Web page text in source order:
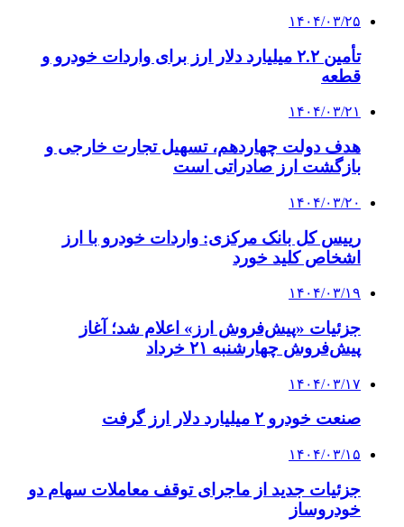
۱۴۰۴/۰۳/۲۵
تأمین ۲.۲ میلیارد دلار ارز برای واردات خودرو و
قطعه
۱۴۰۴/۰۳/۲۱
هدف دولت چهاردهم، تسهیل تجارت خارجی و
بازگشت ارز صادراتی است
۱۴۰۴/۰۳/۲۰
رییس کل بانک مرکزی: واردات خودرو با ارز
اشخاص کلید خورد
۱۴۰۴/۰۳/۱۹
جزئیات «پیش‌فروش ارز» اعلام شد؛ آغاز
پیش‌فروش چهارشنبه ۲۱ خرداد
۱۴۰۴/۰۳/۱۷
صنعت خودرو ۲ میلیارد دلار ارز گرفت
۱۴۰۴/۰۳/۱۵
جزئیات جدید از ماجرای توقف معاملات سهام دو
خودروساز